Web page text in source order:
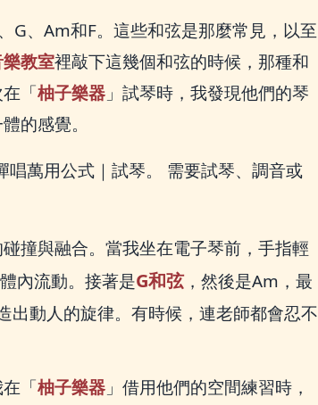
G、Am和F。這些和弦是那麼常見，以至
教室裡敲下這幾個和弦的時候，那種和
「柚子樂器 」試琴時，我發現他們的琴
的感覺。
唱萬用公式｜試琴。 需要試琴、調音或
撞與融合。當我坐在電子琴前，手指輕
內流動。接著是G和弦，然後是Am，最
出動人的旋律。有時候，連老師都會忍不
「柚子樂器 」借用他們的空間練習時，